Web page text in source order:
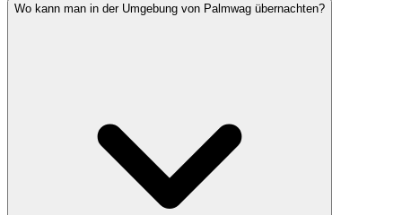
Wo kann man in der Umgebung von Palmwag übernachten?